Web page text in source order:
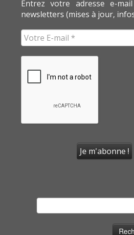
Entrez votre adresse e-
newsletters (mises à jour,